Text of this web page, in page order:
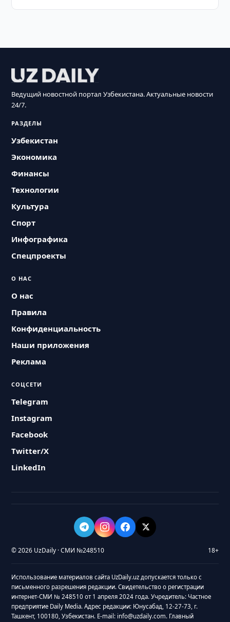
Ведущий новостной портал Узбекистана. Актуальные новости
24/7.
РАЗДЕЛЫ
Узбекистан
Экономика
Финансы
Технологии
Культура
Спорт
Инфографика
Спецпроекты
О НАС
О нас
Правила
Конфиденциальность
Наши приложения
Реклама
СОЦСЕТИ
Telegram
Instagram
Facebook
Twitter/X
LinkedIn
© 2026 UzDaily · СМИ №248510 18+
Использование материалов сайта UzDaily.uz допускается только с
письменного разрешения редакции. Свидетельство о регистрации
интернет-СМИ № 248510 от 1 апреля 2024 года. Учредитель: Частное
предприятие Daily Media. Адрес редакции: Юнусабад, 12-27-73, г.
Ташкент, 100180, Узбекистан. E-mail: info@uzdaily.com. Главный